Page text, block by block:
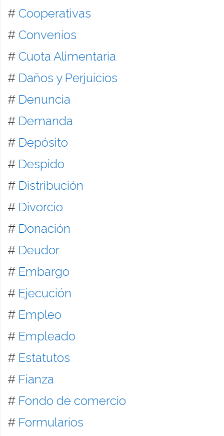
# Cooperativas
# Convenios
# Cuota Alimentaria
# Daños y Perjuicios
# Denuncia
# Demanda
# Depósito
# Despido
# Distribución
# Divorcio
# Donación
# Deudor
# Embargo
# Ejecución
# Empleo
# Empleado
# Estatutos
# Fianza
# Fondo de comercio
# Formularios